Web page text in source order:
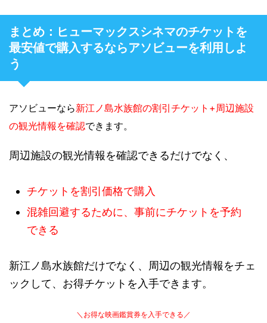
まとめ：ヒューマックスシネマのチケットを
最安値で購入するならアソビューを利用しよ
う
アソビューなら新江ノ島水族館の割引チケット+周辺施設
の観光情報を確認できます。
周辺施設の観光情報を確認できるだけでなく、
チケットを割引価格で購入
混雑回避するために、事前にチケットを予約
できる
新江ノ島水族館だけでなく、周辺の観光情報をチェ
ックして、お得チケットを入手できます。
＼お得な映画鑑賞券を入手できる／